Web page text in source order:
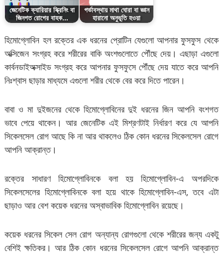
জেনেটিক ক্যারিয়ার স্ক্রিনিং বা
জিনগত রোগের বাহক…
গর্ভাবস্থায় মাথা ঘোরা বা জ্ঞান
হারানো অনুভূতি হওয়া
হিমোগ্লোবিন হল রক্তের এক ধরনের প্রোটিন যেগুলো আপনার ফুসফুস থেকে
অক্সিজেন সংগ্রহ করে শরীরের বাকি অংশগুলোতে পৌঁছে দেয়। এছাড়া এগুলো
কার্বনডাইঅক্সাইড সংগ্রহ করে আপনার ফুসফুসে পৌঁছে দেয় যাতে করে আপনি
নিঃশ্বাস ছাড়ার মাধ্যমে এগুলো শরীর থেকে বের করে দিতে পারেন।
বাবা ও মা দুইজনের থেকে হিমোগ্লোবিনের দুই ধরনের জিন আপনি বংশগত
ভাবে পেয়ে থাকেন। আর জেনেটিক এই মিশ্রণটাই নির্ধারণ করে যে আপনি
সিকেলসেল রোগ আছে কি না আর থাকলেও ঠিক কোন ধরনের সিকেলসেল রোগে
আপনি আক্রান্ত।
রক্তের সাধারণ হিমোগ্লোবিনকে বলা হয় হিমোগ্লোবিন-এ অপরদিকে
সিকেলসেলের হিমোগ্লোবিনকে বলা হয়ে থাকে হিমোগ্লোবিন-এস, তবে এটা
ছাড়াও আর বেশ কয়েক ধরনের অস্বাভাবিক হিমোগ্লোবিন রয়েছে।
কয়েক ধরনের সিকেল সেল রোগ অন্যান্য রোগগুলো থেকে শরীরের জন্য একটু
বেশিই ক্ষতিকর। আর ঠিক কোন ধরনের সিকেলসেল রোগে আপনি আক্রান্ত